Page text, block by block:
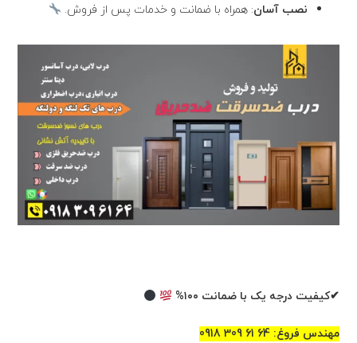
نصب آسان: همراه با ضمانت و خدمات پس از فروش.
✔کیفیت درجه یک با ضمانت ۱۰۰%
مهندس فروغ: 64 61 309 0918